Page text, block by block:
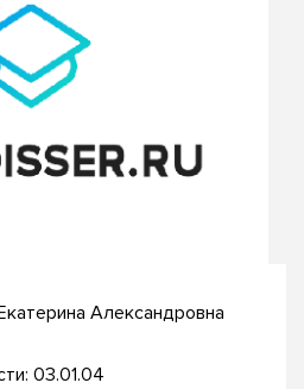
Александровна
03.01.04